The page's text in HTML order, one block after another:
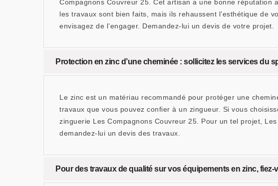
Compagnons Couvreur 25. Cet artisan a une bonne
les travaux sont bien faits, mais ils rehaussent l’esthétique de
envisagez de l’engager. Demandez-lui un devis de votre projet.
Protection en zinc d’une cheminée : sollicitez les services du
Le zinc est un matériau recommandé pour protéger une
travaux que vous pouvez confier à un zingueur. Si vous
zinguerie Les Compagnons Couvreur 25. Pour un tel projet,
demandez-lui un devis des travaux.
Pour des travaux de qualité sur vos équipements en zinc,